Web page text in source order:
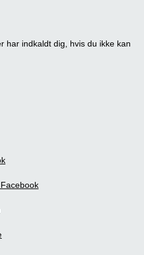
har indkaldt dig, hvis du ikke kan